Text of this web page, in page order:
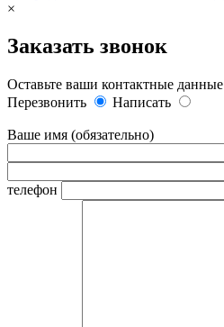
×
Заказать звонок
Оставьте ваши контактные данные
Перезвонить
Написать
Ваше имя (обязательно)
телефон